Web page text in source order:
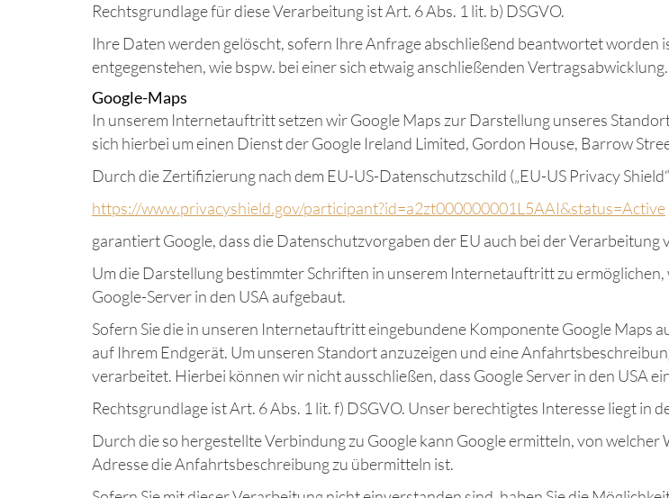
Rechtsgrundlage für diese Verarbeitung ist Art. 6 Abs. 1 lit. b) DSGVO.
Ihre Daten werden gelöscht, sofern Ihre Anfrage abschließend beantwortet
entgegenstehen, wie bspw. bei einer sich etwaig anschließenden Vertragsabwicklung.
Google-Maps
In unserem Internetauftritt setzen wir Google Maps zur Darstellung unseres
sich hierbei um einen Dienst der Google Ireland Limited, Gordon House, Barrow
Durch die Zertifizierung nach dem EU-US-Datenschutzschild („EU-US Privacy
https://www.privacyshield.gov/participant?id=a2zt000000001L5AAI&status=Active
garantiert Google, dass die Datenschutzvorgaben der EU auch bei der Verarbeitung
Um die Darstellung bestimmter Schriften in unserem Internetauftritt zu
Google-Server in den USA aufgebaut.
Sofern Sie die in unseren Internetauftritt eingebundene Komponente Google
auf Ihrem Endgerät. Um unseren Standort anzuzeigen und eine
verarbeitet. Hierbei können wir nicht ausschließen, dass Google Server in den USA
Rechtsgrundlage ist Art. 6 Abs. 1 lit. f) DSGVO. Unser berechtigtes Interesse liegt
Durch die so hergestellte Verbindung zu Google kann Google ermitteln, von
Adresse die Anfahrtsbeschreibung zu übermitteln ist.